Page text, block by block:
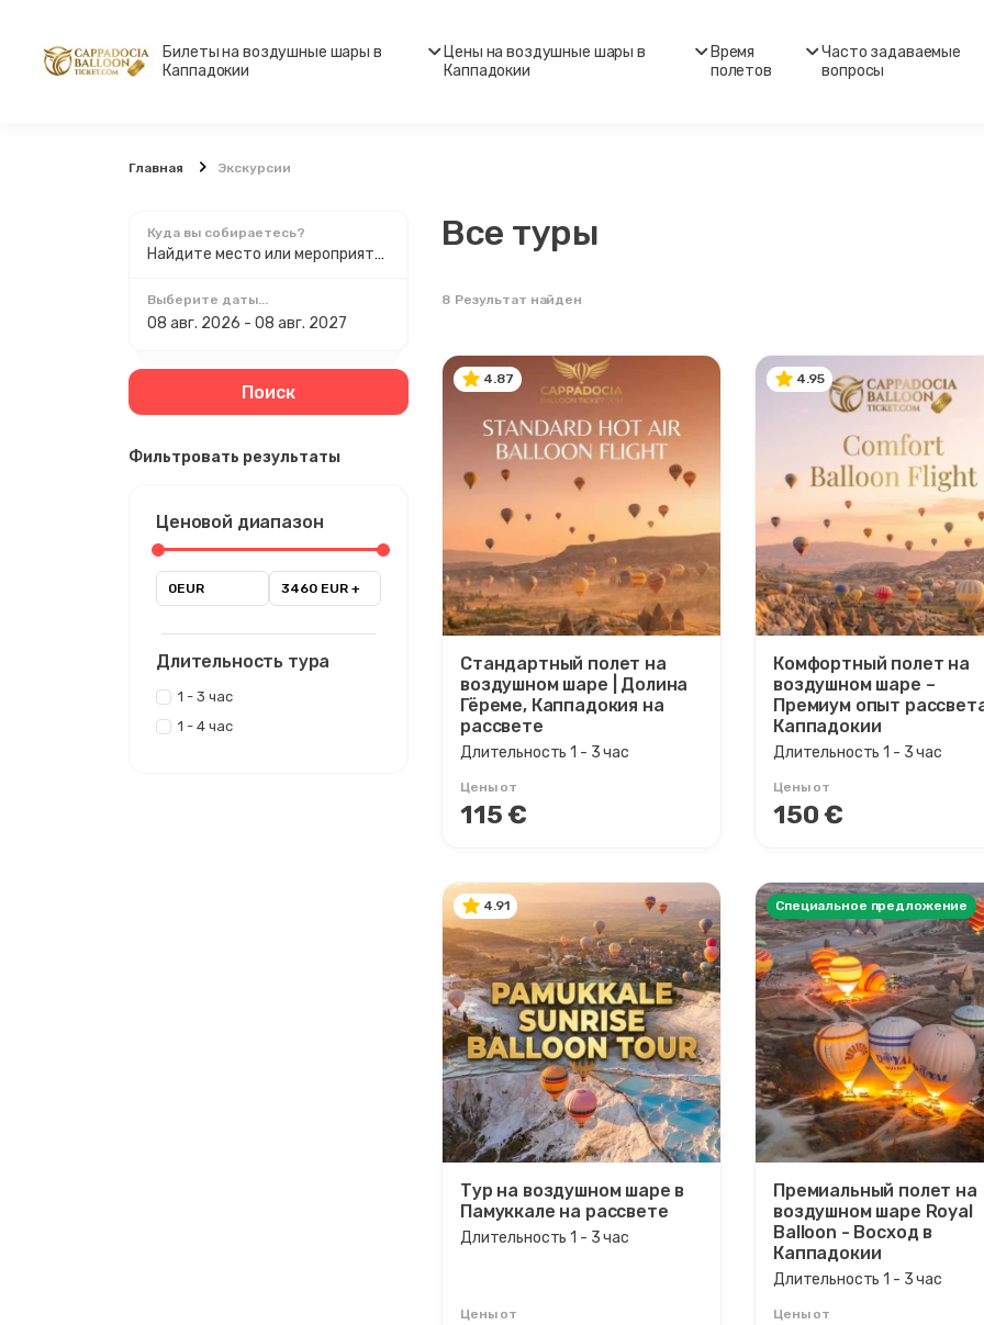
Билеты на воздушные шары в
Каппадокии
Цены на воздушные шары в
Каппадокии
Время
полетов
Часто задаваемые
вопросы
Главная Экскурсии
Куда вы собираетесь?
Найдите место или мероприятие
Выберите даты...
Поиск
Фильтровать результаты
Ценовой диапазон
0EUR 3460 EUR +
Длительность тура
1 - 3 час
1 - 4 час
Все туры
8 Результат найден
4.87
Стандартный полет на
воздушном шаре | Долина
Гёреме, Каппадокия на
рассвете
Длительность 1 - 3 час
Цены от
115 €
4.95
Комфортный полет на
воздушном шаре –
Премиум опыт
Каппадокии
Длительность 1 - 3 час
Цены от
150 €
4.91
Тур на воздушном шаре в
Памуккале на рассвете
Длительность 1 - 3 час
Цены от
Специальное предложение
Премиальный полет на
воздушном шаре Royal
Balloon - Восход в
Каппадокии
Длительность 1 - 3 час
Цены от